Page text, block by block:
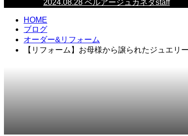
2024.08.28 ベルアージュカネダstaff
HOME
ブログ
オーダー&リフォーム
【リフォーム】お母様から譲られたジュエ